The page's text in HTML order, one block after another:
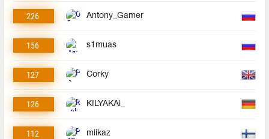
226 Antony_Gamer
156 s1muas
127 Corky
126 KILYAKAi_
112 miikaz